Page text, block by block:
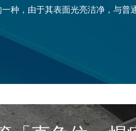
种，由于其表面光亮洁净，与普